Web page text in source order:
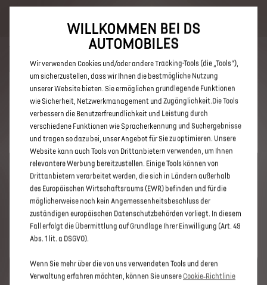
Hybride. Mehr erfahren >>
ENTDECKEN SIE ALLE ANGEBOTE
IN HEIDELBERG
UM DIESE GOOGLE MAPS-KARTE ANZUZEIGEN, AKZEPTIEREN
SIE BITTE DIE FÜR MARKETING/WERBUNG RELEVANTEN-
WILLKOMMEN BEI DS
AUTOMOBILES
Wir verwenden Cookies und/oder andere Tracking-Tools (die „Tools“),
um sicherzustellen, dass wir Ihnen die bestmögliche Nutzung
unserer Website bieten. Sie ermöglichen grundlegende Funktionen
wie Sicherheit, Netzwerkmanagement und Zugänglichkeit.Die Tools
verbessern die Benutzerfreundlichkeit und Leistung durch
verschiedene Funktionen wie Spracherkennung und Suchergebnisse
und tragen so dazu bei, unser Angebot für Sie zu optimieren. Unsere
Website kann auch Tools von Drittanbietern verwenden, um Ihnen
relevantere Werbung bereitzustellen. Einige Tools können von
Drittanbietern verarbeitet werden, die sich in Ländern außerhalb
des Europäischen Wirtschaftsraums (EWR) befinden und für die
möglicherweise noch kein Angemessenheitsbeschluss der
zuständigen europäischen Datenschutzbehörden vorliegt. In diesem
Fall erfolgt die Übermittlung auf Grundlage Ihrer Einwilligung (Art. 49
Abs. 1 lit. a DSGVO).
Wenn Sie mehr über die von uns verwendeten Tools und deren
Verwaltung erfahren möchten, können Sie unsere Cookie‑Richtlinie